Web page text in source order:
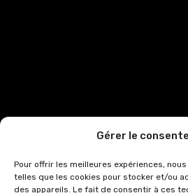
Gérer le
Pour offrir les meilleures expériences,
telles que les cookies pour stocker et/ou
des appareils. Le fait de consentir à ces